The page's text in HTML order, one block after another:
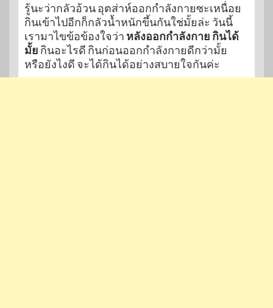
รู้นะว่ากลัวอ้วน อุตส่าห์ออกกำลังกายซะเหนื่อย
กินเข้าไปอีกก็กลัวน้ำหนักขึ้นกันใช่มั้ยล่ะ วันนี้
เรามาไขข้อข้องใจว่า หลังออกกำลังกาย กินได้
มั้ย กินอะไรดี กินก่อนออกกำลังกายดีกว่ามั้ย
หรือยังไงดี จะได้กินได้อย่างสบายใจกันค่ะ